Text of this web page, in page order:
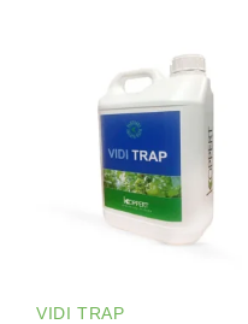
VIDI TRAP